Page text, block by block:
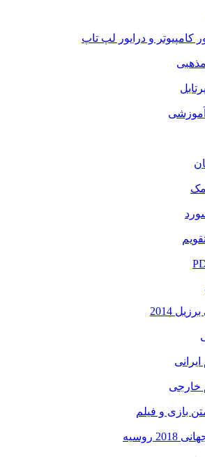
کامپیوتر و درایور لپ تاپ
آموزشی
مک
2014
ایرانی
خارجی
بازی و فیلم
روسیه